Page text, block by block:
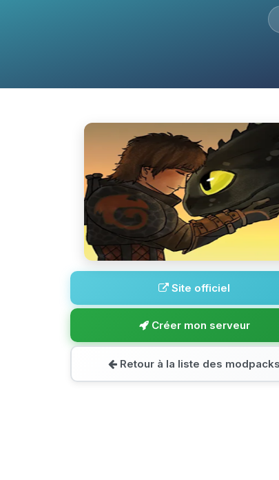
Site officiel
Créer mon serveur
Retour à la liste des modpacks